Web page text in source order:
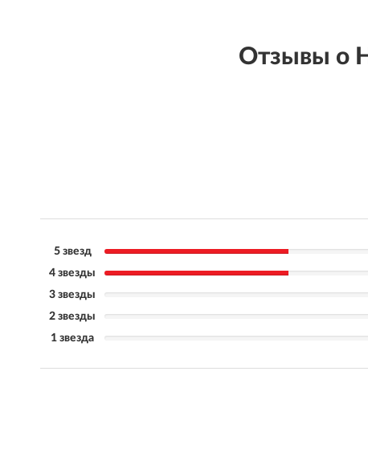
Отзывы о
5 звезд
4 звезды
3 звезды
2 звезды
1 звезда